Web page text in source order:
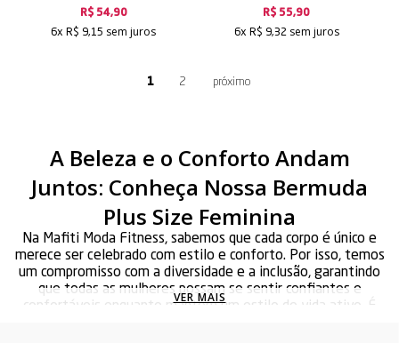
R$ 54,90
6x R$ 9,15 sem juros
R$ 55,90
6x R$ 9,32 sem juros
1 2
A Beleza e o Conforto Andam
Juntos: Conheça Nossa Bermuda
Plus Size Feminina
Na Mafiti Moda Fitness, sabemos que cada corpo é único e
merece ser celebrado com estilo e conforto. Por isso, temos
um compromisso com a diversidade e a inclusão, garantindo
que todas as mulheres possam se sentir confiantes e
confortáveis enquanto mantêm um estilo de vida ativo. É
VER MAIS